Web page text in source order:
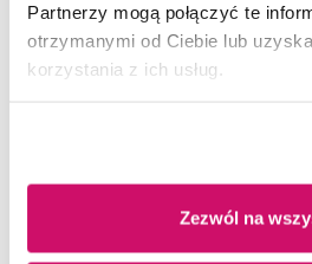
Partnerzy mogą połączyć te
otrzymanymi od Ciebie lub
korzystania z ich usług.
Zezwól na
05 Moduł kierunkowy
06 Moduł kliniczny
09 Przedmioty
Zarządzanie - studia I stopnia
Ogólnouczelniane
Praktyczne
Zarządzanie - studia II stopnia
Kierunkowe
Psychologia w